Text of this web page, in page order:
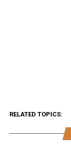
RELATED TOPICS: